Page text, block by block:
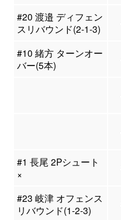
#20 渡邉 ディフェン
スリバウンド(2-1-3)
#10 緒方 ターンオー
バー(5本)
#1 長尾 2Pシュート
×
#23 岐津 オフェンス
リバウンド(1-2-3)